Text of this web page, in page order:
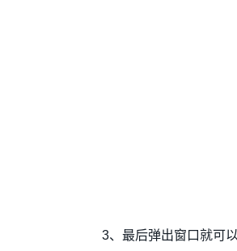
3、最后弹出窗口就可以